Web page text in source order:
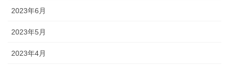
2023年6月
2023年5月
2023年4月